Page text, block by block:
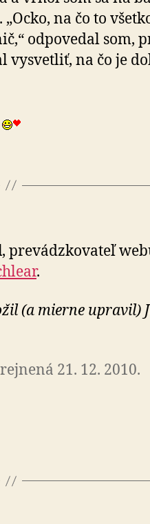
na čo to
odpovedal som,
vysvetliť, na čo je
, prevádzkovateľ
.
(a mierne upravil)
21. 12. 2010.